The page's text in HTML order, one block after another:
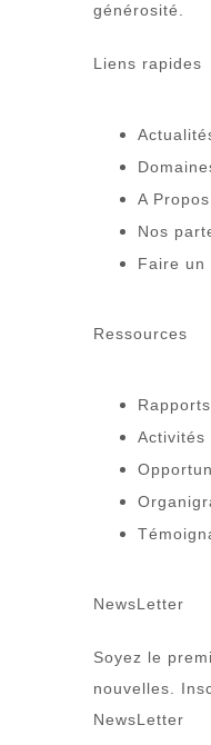
générosité.
Liens rapides
A Propos
Nos
Faire un
Ressources
Rapports
Activités
NewsLetter
Soyez le
nouvelles.
NewsLetter